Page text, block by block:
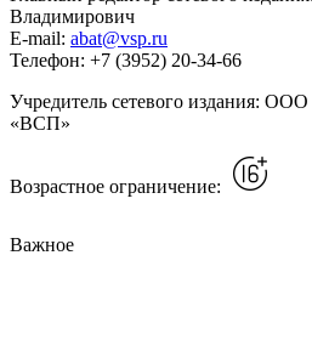
Владимирович
E-mail: abat@vsp.ru
Телефон: +7 (3952) 20-34-66
Учредитель сетевого издания: ООО
«ВСП»
Возрастное ограничение:
Важное